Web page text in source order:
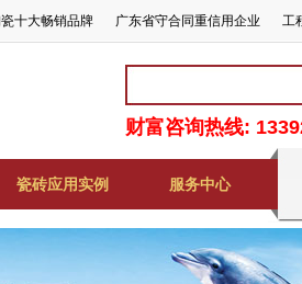
十大畅销品牌 广东省守合同重信用企业 工
财富咨询热线:
瓷砖应用实例 服务中心